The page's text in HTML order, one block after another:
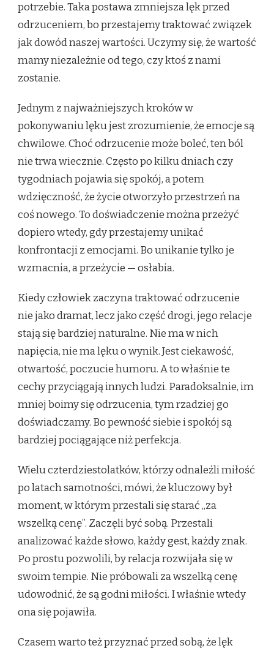
potrzebie. Taka postawa zmniejsza lęk przed
odrzuceniem, bo przestajemy traktować związek
jak dowód naszej wartości. Uczymy się, że wartość
mamy niezależnie od tego, czy ktoś z nami
zostanie.
Jednym z najważniejszych kroków w
pokonywaniu lęku jest zrozumienie, że emocje są
chwilowe. Choć odrzucenie może boleć, ten ból
nie trwa wiecznie. Często po kilku dniach czy
tygodniach pojawia się spokój, a potem
wdzięczność, że życie otworzyło przestrzeń na
coś nowego. To doświadczenie można przeżyć
dopiero wtedy, gdy przestajemy unikać
konfrontacji z emocjami. Bo unikanie tylko je
wzmacnia, a przeżycie — osłabia.
Kiedy człowiek zaczyna traktować odrzucenie
nie jako dramat, lecz jako część drogi, jego relacje
stają się bardziej naturalne. Nie ma w nich
napięcia, nie ma lęku o wynik. Jest ciekawość,
otwartość, poczucie humoru. A to właśnie te
cechy przyciągają innych ludzi. Paradoksalnie, im
mniej boimy się odrzucenia, tym rzadziej go
doświadczamy. Bo pewność siebie i spokój są
bardziej pociągające niż perfekcja.
Wielu czterdziestolatków, którzy odnaleźli miłość
po latach samotności, mówi, że kluczowy był
moment, w którym przestali się starać „za
wszelką cenę”. Zaczęli być sobą. Przestali
analizować każde słowo, każdy gest, każdy znak.
Po prostu pozwolili, by relacja rozwijała się w
swoim tempie. Nie próbowali za wszelką cenę
udowodnić, że są godni miłości. I właśnie wtedy
ona się pojawiła.
Czasem warto też przyznać przed sobą, że lęk